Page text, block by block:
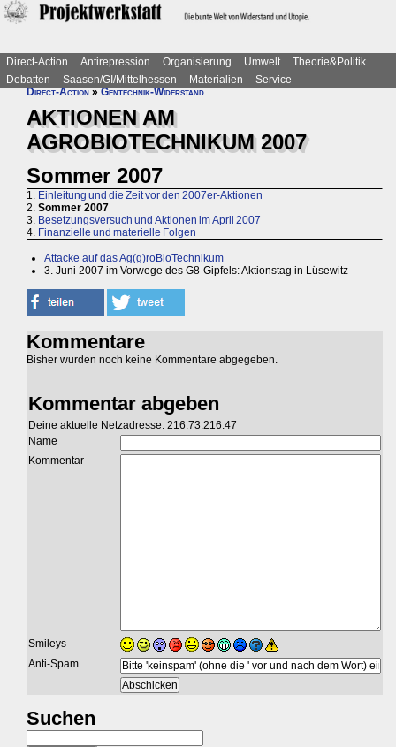
Direct-Action Antirepression Organisierung Umwelt
Theorie&Politik
Debatten
Saasen/GI/Mittelhessen Materialien
Service
Direct-Action»Gentechnik-Widerstand
AKTIONEN AM
AGROBIOTECHNIKUM 2007
Sommer 2007
1. Einleitung und die Zeit vor den 2007er-Aktionen
2. Sommer 2007
3. Besetzungsversuch und Aktionen im April 2007
4. Finanzielle und materielle Folgen
Attacke auf das Ag(g)roBioTechnikum
3. Juni 2007 im Vorwege des G8-Gipfels: Aktionstag in Lüsewitz
Kommentare
Bisher wurden noch keine Kommentare abgegeben.
Kommentar abgeben
Deine aktuelle Netzadresse: 216.73.216.47
Name
Kommentar
Smileys
Anti-Spam
Suchen